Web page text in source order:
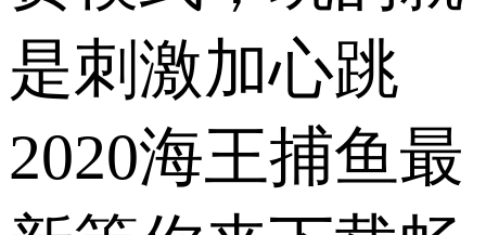
是刺激加心跳
2020海王捕鱼最